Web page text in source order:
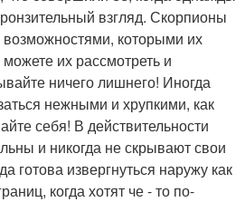
взгляд. Скорпионы
возможностями, которыми их
их рассмотреть и
ничего лишнего! Иногда
нежными и хрупкими, как
себя! В действительности
и никогда не скрывают свои
готова извергнуться наружу как
когда хотят че - то по-